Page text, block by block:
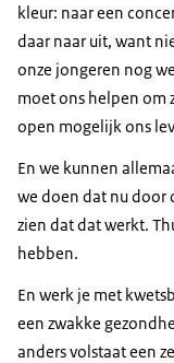
kleur: naar een
daar naar uit, want
onze jongeren nog
moet ons helpen om
open mogelijk ons
En we kunnen
we doen dat nu door
zien dat dat werkt.
hebben.
En werk je met
een zwakke
anders volstaat een